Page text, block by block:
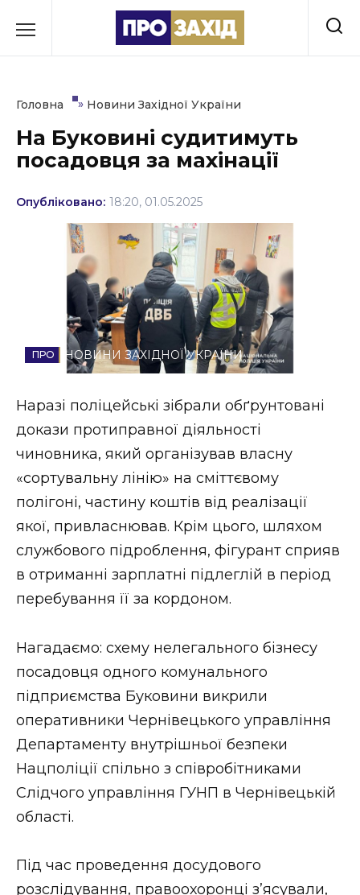
до
Культура
Освіта
Події
Політика
Соціум
Спорт
Стиль життя
Втрачений Ужгород
Втрачений Ужгород (відеоверсія)
ЗАКАРПАТСЬКІ НОВИНИ
НОВИНИ ЗАХІДНОЇ УКРАЇНИ
ВІДЕО
Головна » Новини Західної України
На Буковині судитимуть
посадовця за махінації
Опубліковано: 18:20, 01.05.2025
НОВИНИ ЗАХІДНОЇ УКРАЇНИ
Наразі поліцейські зібрали обґрунтовані
докази протиправної діяльності
чиновника, який організував власну
«сортувальну лінію» на сміттєвому
полігоні, частину коштів від реалізації
якої, привласнював. Крім цього, шляхом
службового підроблення, фігурант сприяв
в отриманні зарплатні підлеглій в період
перебування її за кордоном.
Нагадаємо: схему нелегального бізнесу
посадовця одного комунального
підприємства Буковини викрили
оперативники Чернівецького управління
Департаменту внутрішньої безпеки
Нацполіції спільно з співробітниками
Слідчого управління ГУНП в Чернівецькій
області.
Під час проведення досудового
розслідування, правоохоронці з’ясували,